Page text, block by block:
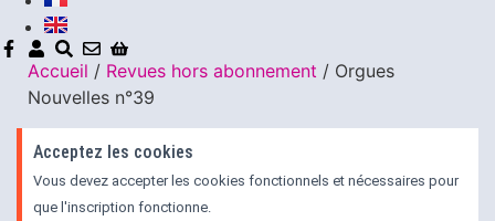
Accueil / Revues hors abonnement / Orgues
Nouvelles n°39
Acceptez les cookies
Vous devez accepter les cookies fonctionnels et nécessaires pour
que l'inscription fonctionne.